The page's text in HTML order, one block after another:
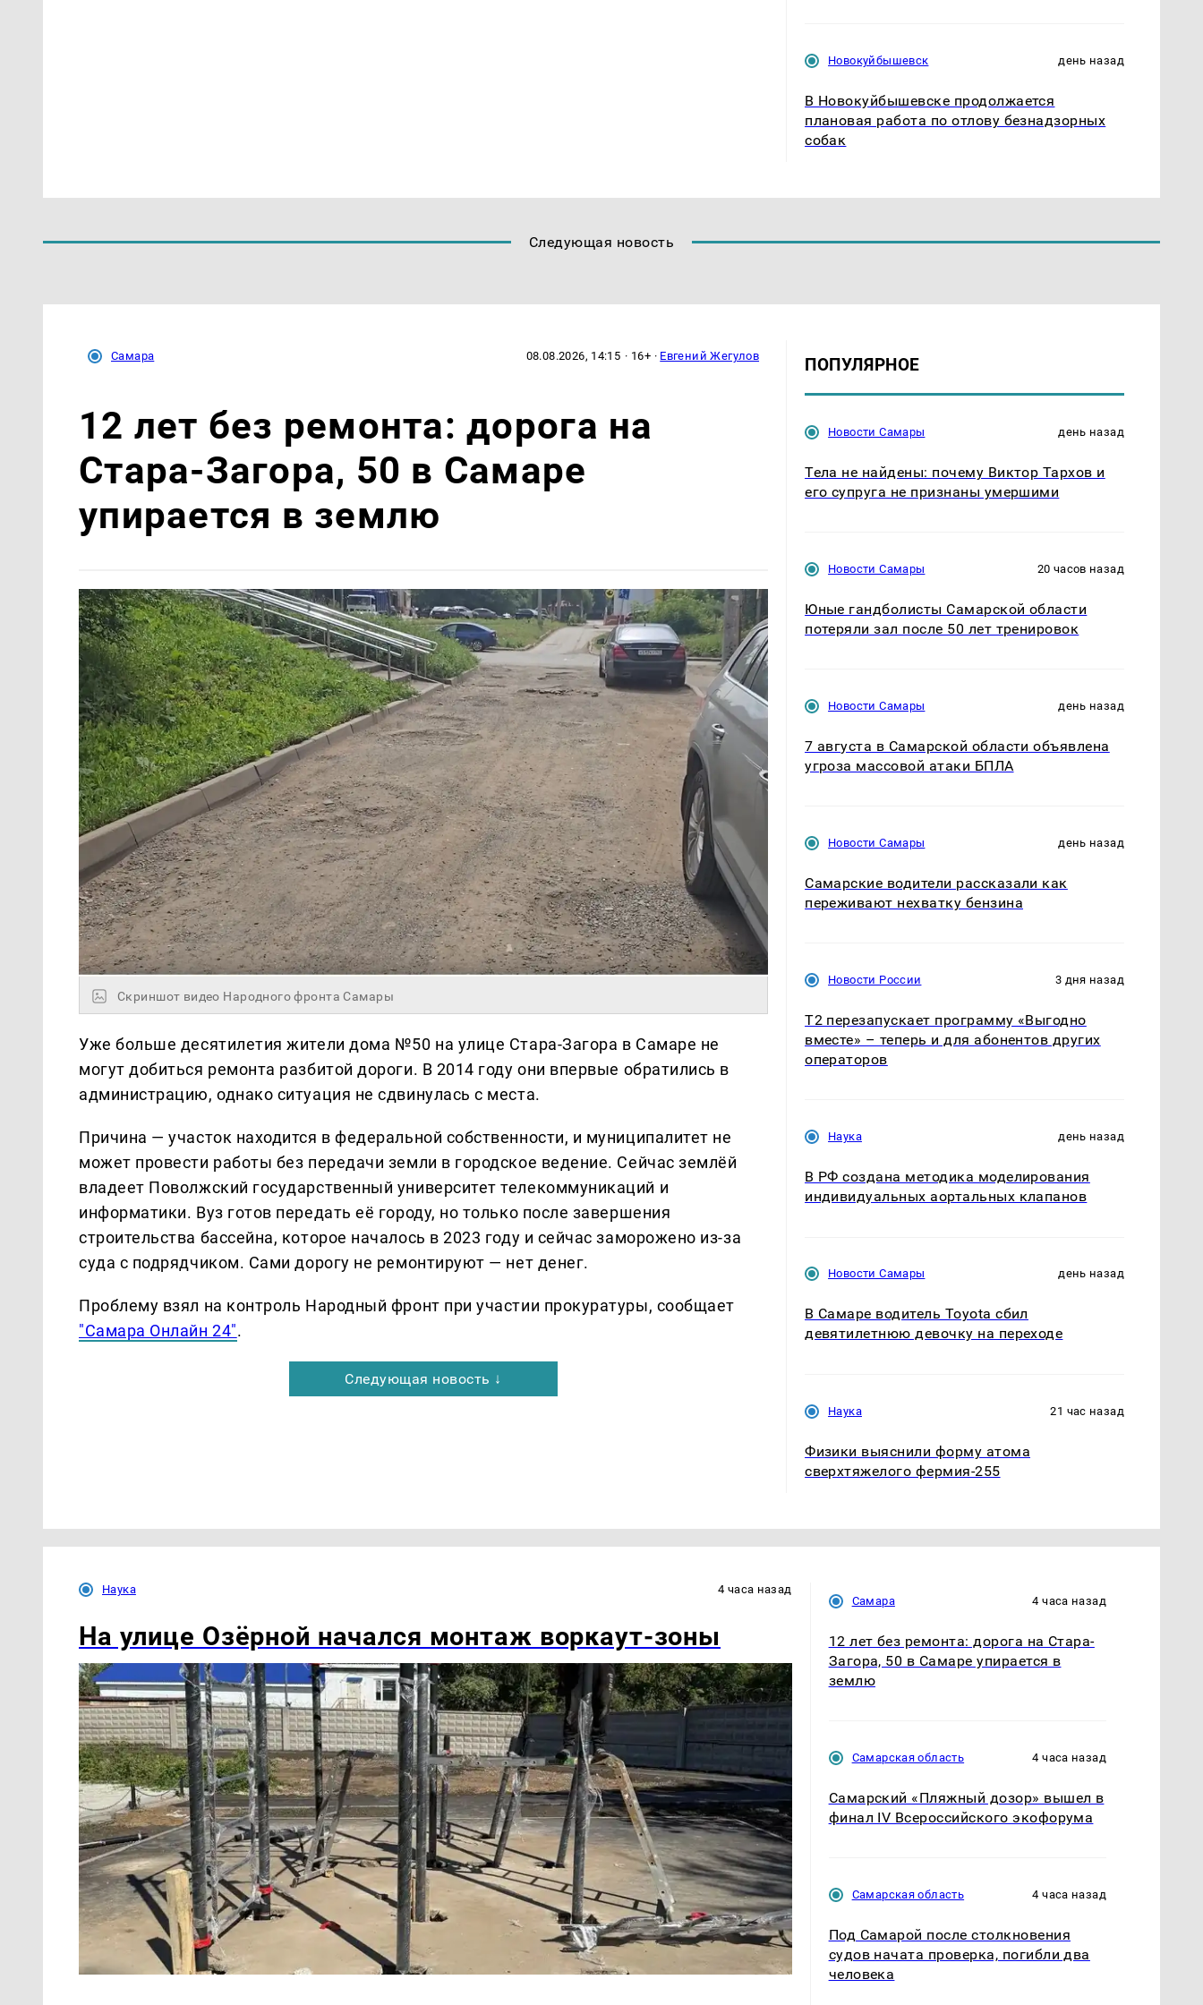
Новокуйбышевск день назад
В Новокуйбышевске продолжается
плановая работа по отлову безнадзорных
собак
Следующая новость
Самара 08.08.2026, 14:15 · 16+ · Евгений Жегулов
12 лет без ремонта: дорога на
Стара-Загора, 50 в Самаре
упирается в землю
Скриншот видео Народного фронта Самары
Уже больше десятилетия жители дома №50 на улице Стара-Загора в Самаре не
могут добиться ремонта разбитой дороги. В 2014 году они впервые обратились в
администрацию, однако ситуация не сдвинулась с места.
Причина — участок находится в федеральной собственности, и муниципалитет не
может провести работы без передачи земли в городское ведение. Сейчас землёй
владеет Поволжский государственный университет телекоммуникаций и
информатики. Вуз готов передать её городу, но только после завершения
строительства бассейна, которое началось в 2023 году и сейчас заморожено из-за
суда с подрядчиком. Сами дорогу не ремонтируют — нет денег.
Проблему взял на контроль Народный фронт при участии прокуратуры, сообщает
"Самара Онлайн 24".
Следующая новость ↓
ПОПУЛЯРНОЕ
Новости Самары день назад
Тела не найдены: почему Виктор Тархов и
его супруга не признаны умершими
Новости Самары 20 часов назад
Юные гандболисты Самарской области
потеряли зал после 50 лет тренировок
Новости Самары день назад
7 августа в Самарской области объявлена
угроза массовой атаки БПЛА
Новости Самары день назад
Самарские водители рассказали как
переживают нехватку бензина
Новости России 3 дня назад
Т2 перезапускает программу «Выгодно
вместе» – теперь и для абонентов других
операторов
Наука день назад
В РФ создана методика моделирования
индивидуальных аортальных клапанов
Новости Самары день назад
В Самаре водитель Toyota сбил
девятилетнюю девочку на переходе
Наука 21 час назад
Физики выяснили форму атома
сверхтяжелого фермия-255
Наука 4 часа назад
На улице Озëрной начался монтаж воркаут-зоны
Самара 4 часа назад
12 лет без ремонта: дорога на Стара-
Загора, 50 в Самаре упирается в
землю
Самарская область 4 часа назад
Самарский «Пляжный дозор» вышел в
финал IV Всероссийского экофорума
Самарская область 4 часа назад
Под Самарой после столкновения
судов начата проверка, погибли два
человека